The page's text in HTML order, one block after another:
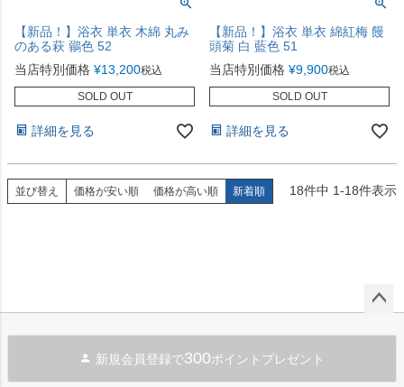
【新品！】浴衣 単衣 木綿 丸み
のある萩 鶸色 52
当店特別価格 ¥13,200税込
SOLD OUT
詳細を見る
【新品！】浴衣 単衣 綿紅梅 饅
頭菊 白 藍色 51
当店特別価格 ¥9,900税込
SOLD OUT
詳細を見る
並び替え 価格が安い順 価格が高い順 新着順 18件中 1-18件表示
へ
新規会員登録で300ポイントプレゼント